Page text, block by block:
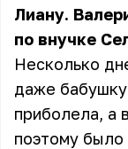
Лиану.
по внучке
Несколько
даже
приболела, а
поэтому было